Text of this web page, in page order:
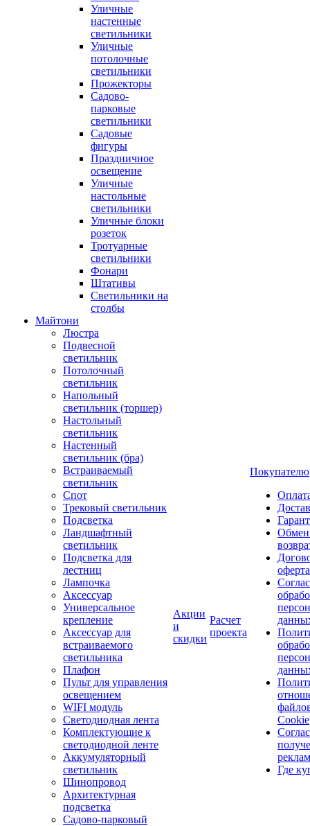
Уличные
настенные
светильники
Уличные
потолочные
светильники
Прожекторы
Садово-
парковые
светильники
Садовые
фигуры
Праздничное
освещение
Уличные
настольные
светильники
Уличные блоки
розеток
Тротуарные
светильники
Фонари
Штативы
Светильники на
столбы
Майтони
Люстра
Подвесной
светильник
Потолочный
светильник
Напольный
светильник (торшер)
Настольный
светильник
Настенный
светильник (бра)
Встраиваемый
светильник
Спот
Трековый светильник
Подсветка
Ландшафтный
светильник
Подсветка для
лестниц
Лампочка
Аксессуар
Универсальное
крепление
Аксессуар для
встраиваемого
светильника
Плафон
Пульт для управления
освещением
WIFI модуль
Светодиодная лента
Комплектующие к
светодиодной ленте
Аккумуляторный
светильник
Шинопровод
Архитектурная
подсветка
Садово-парковый
Акции
и
скидки
Расчет
проекта
Покупателю
оферта
Cookie
Где